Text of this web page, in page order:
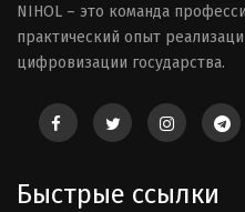
NIHOL – это команда
практический опыт
цифровизации государства.
Быстрые ссылки